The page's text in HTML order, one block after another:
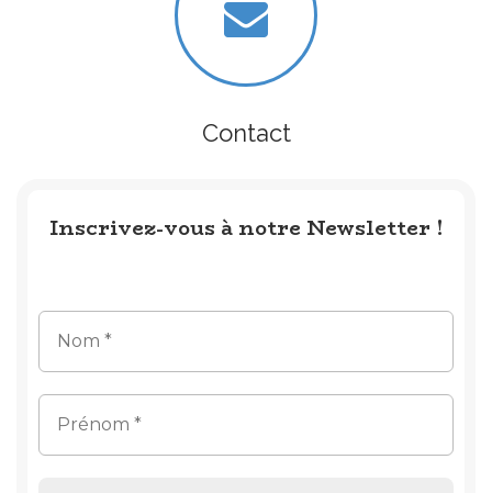
Contact
Inscrivez-vous à notre Newsletter !